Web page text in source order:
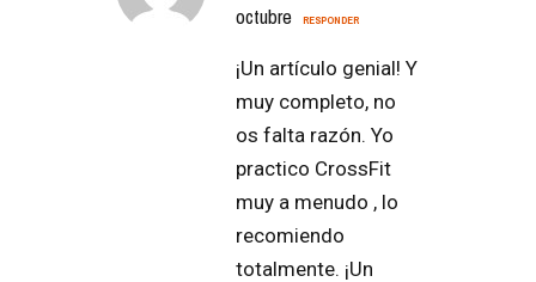
octubre
RESPONDER
¡Un artículo genial! Y
muy completo, no
os falta razón. Yo
practico CrossFit
muy a menudo , lo
recomiendo
totalmente. ¡Un